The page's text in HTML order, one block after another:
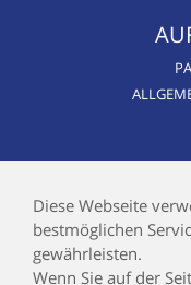
Diese Webseite
bestmöglichen
gewährleisten.
Wenn Sie auf der